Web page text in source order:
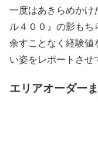
一度はあきらめかけ
ル４００』の影もち
余すことなく経験値
い姿をレポートさせ
エリアオーダー